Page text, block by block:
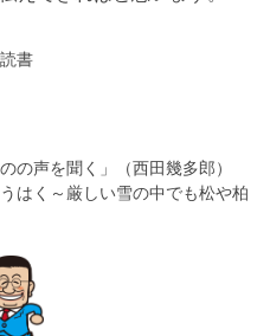
書
の声を聞く」（西田幾多郎）
はく～厳しい雪の中でも松や柏